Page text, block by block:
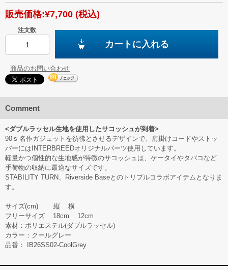
販売価格:¥7,700 (税込)
注文数
カートに入れる
商品のお問い合わせ
Comment
<ダブルラッセル生地を使用したサコッシュが到着>
90’s 名作ガジェットを彷彿とさせるデザインで、肩掛けコードやストッ
パーにはINTERBREEDオリジナルパーツ使用しています。
軽量かつ個性的な生地感が特徴のサコッシュは、ケータイやタバコなど
手荷物の収納に最適なサイズです。
STABILITY TURN、Riverside Baseとのトリプルコラボアイテムとなりま
す。
サイズ(cm) 縦 横
フリーサイズ 18cm 12cm
素材：ポリエステル(ダブルラッセル)
カラー：クールグレー
品番： IB26SS02-CoolGrey